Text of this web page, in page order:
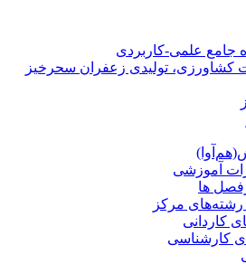
جامع علمی-کاربردی
تولیدی زعفران سحرخیز
آموزشی
ها
مرکز
کاردانی
کارشناسی